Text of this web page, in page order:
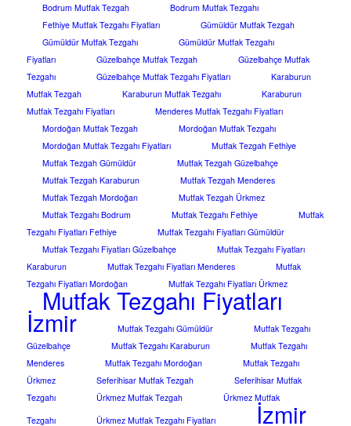
Bodrum Mutfak Tezgah
Bodrum Mutfak Tezgahı
Fethiye Mutfak Tezgahı Fiyatları
Gümüldür Mutfak Tezgah
Gümüldür Mutfak Tezgahı
Gümüldür Mutfak Tezgahı
Fiyatları
Güzelbahçe Mutfak Tezgah
Güzelbahçe Mutfak
Tezgahı
Güzelbahçe Mutfak Tezgahı Fiyatları
Karaburun
Mutfak Tezgah
Karaburun Mutfak Tezgahı
Karaburun
Mutfak Tezgahı Fiyatları
Menderes Mutfak Tezgahı Fiyatları
Mordoğan Mutfak Tezgah
Mordoğan Mutfak Tezgahı
Mordoğan Mutfak Tezgahı Fiyatları
Mutfak Tezgah Fethiye
Mutfak Tezgah Gümüldür
Mutfak Tezgah Güzelbahçe
Mutfak Tezgah Karaburun
Mutfak Tezgah Menderes
Mutfak Tezgah Mordoğan
Mutfak Tezgah Ürkmez
Mutfak Tezgahı Bodrum
Mutfak Tezgahı Fethiye
Mutfak
Tezgahı Fiyatları Fethiye
Mutfak Tezgahı Fiyatları Gümüldür
Mutfak Tezgahı Fiyatları Güzelbahçe
Mutfak Tezgahı Fiyatları
Karaburun
Mutfak Tezgahı Fiyatları Menderes
Mutfak
Tezgahı Fiyatları Mordoğan
Mutfak Tezgahı Fiyatları Ürkmez
Mutfak Tezgahı Fiyatları
İzmir Mutfak Tezgahı Gümüldür
Mutfak Tezgahı
Güzelbahçe
Mutfak Tezgahı Karaburun
Mutfak Tezgahı
Menderes
Mutfak Tezgahı Mordoğan
Mutfak Tezgahı
Ürkmez
Seferihisar Mutfak Tezgah
Seferihisar Mutfak
Tezgahı
Ürkmez Mutfak Tezgah
Ürkmez Mutfak
Tezgahı
Ürkmez Mutfak Tezgahı Fiyatları İzmir